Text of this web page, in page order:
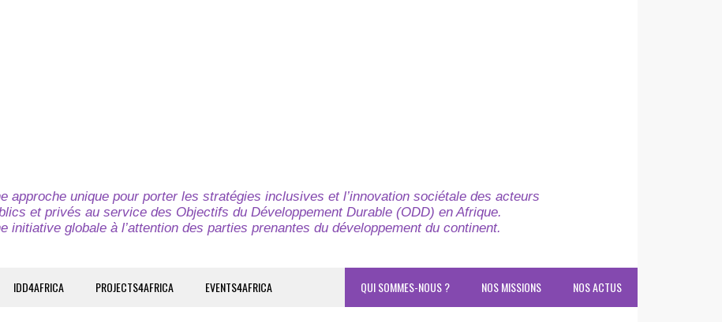
approche unique pour porter les stratégies inclusives et l’innovation sociétale des acteurs
et privés au service des Objectifs du Développement Durable (ODD) en Afrique.
initiative globale à l’attention des parties prenantes du développement du continent.
IDD4AFRICA PROJECTS4AFRICA EVENTS4AFRICA NOS ACTUS
NOS MISSIONS
QUI SOMMES-NOUS ?